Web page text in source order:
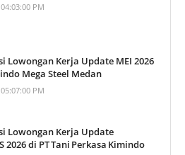
PM
Lowongan Kerja Update MEI 2026
Mega Steel Medan
PM
Lowongan Kerja Update
2026 di PT Tani Perkasa Kimindo